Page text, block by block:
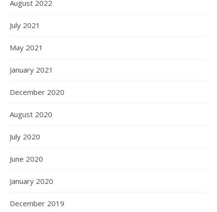
August 2022
July 2021
May 2021
January 2021
December 2020
August 2020
July 2020
June 2020
January 2020
December 2019